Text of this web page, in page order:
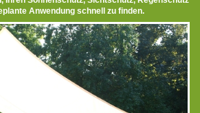
Anwendung schnell zu finden.